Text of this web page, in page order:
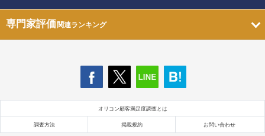
専門家評価関連ランキング
オリコン顧客満足度調査とは
調査方法 掲載規約 お問い合わせ